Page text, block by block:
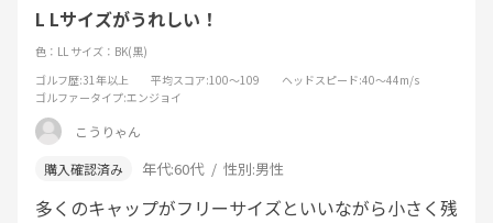
L Lサイズがうれしい！
色：LL サイズ：BK(黒)
ゴルフ歴:31年以上 平均スコア:100～109 ヘッドスピード:40～44m/s
ゴルファータイプ:エンジョイ
こうりゃん
年代:60代 性別:男性
多くのキャップがフリーサイズといいながら小さく残